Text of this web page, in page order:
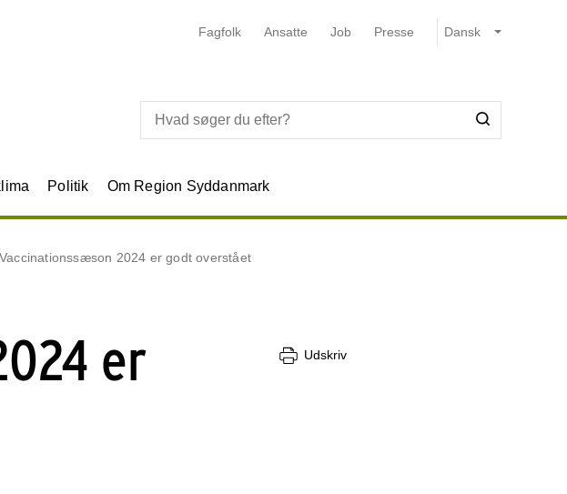
Fagfolk Ansatte Job Presse
Politik Om Region Syddanmark
Vaccinationssæson 2024 er godt overstået
er
Udskriv